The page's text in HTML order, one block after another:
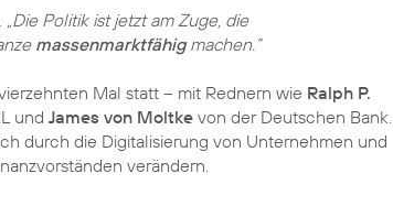
. „Die Politik ist jetzt am Zuge, die
massenmarktfähigmachen.“
Mal statt – mit Rednern wie Ralph P.
und James von Moltke von der Deutschen Bank.
durch die Digitalisierung von Unternehmen und
verändern.